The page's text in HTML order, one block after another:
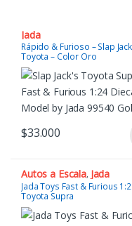
Jada
Rápido & Furioso – Slap
Toyota – Color Oro
$33.000
Autos a Escala, Jada
Jada Toys Fast & Furious
Toyota Supra